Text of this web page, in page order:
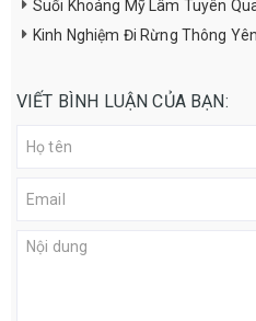
Suối Khoáng Mỹ Lâm Tuyên
Kinh Nghiệm Đi Rừng Thông
VIẾT BÌNH LUẬN CỦA BẠN: